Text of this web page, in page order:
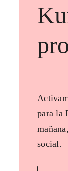
para la
social.